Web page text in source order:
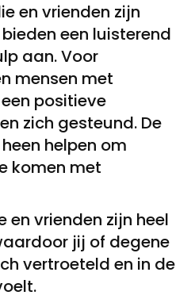
en vrienden zijn
een luisterend
aan. Voor
mensen met
positieve
zich gesteund. De
helpen om
komen met
en vrienden zijn heel
jij of degene
vertroeteld en in de